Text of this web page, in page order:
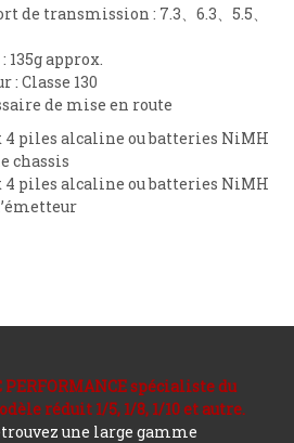
de transmission : 7.3、6.3、5.5、
135g approx.
: Classe 130
de mise en route
4 piles alcaline ou batteries NiMH
chassis
4 piles alcaline ou batteries NiMH
PERFORMANCE spécialiste du
réduit 1/5, 1/8, 1/10 et autre.
une large gamme